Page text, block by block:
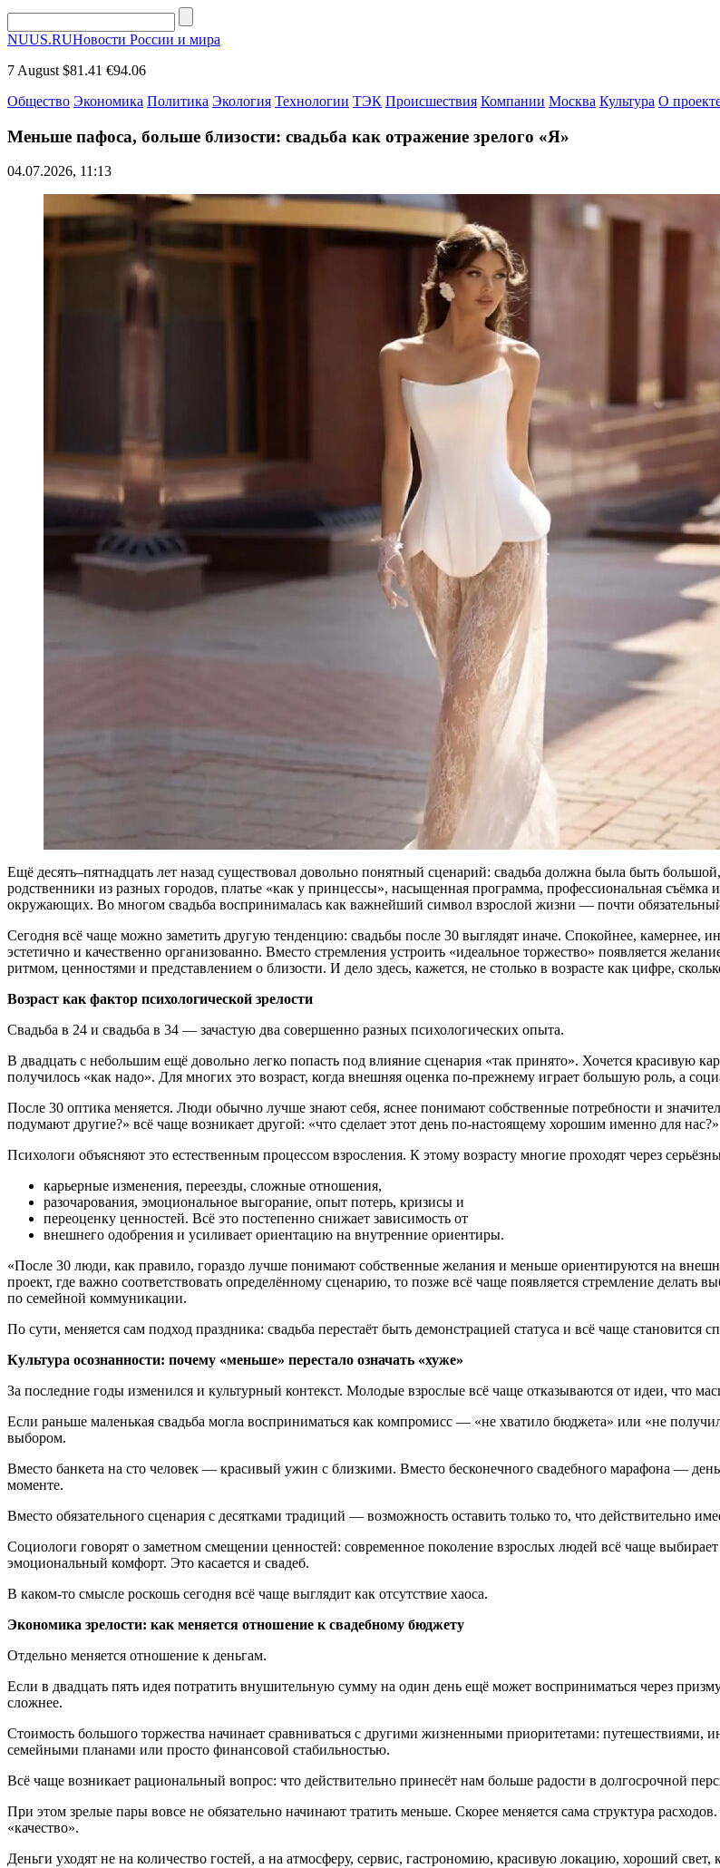
NUUS.RUНовости России и мира
7 August $81.41 €94.06
Общество Экономика Политика Экология Технологии ТЭК Происшествия Компании Москва Культура О
Меньше пафоса, больше близости: свадьба как отражение зрелого «Я»
04.07.2026, 11:13
Ещё десять–пятнадцать лет назад существовал довольно понятный сценарий: свадьба должна была быть
родственники из разных городов, платье «как у принцессы», насыщенная программа, профессиональная съёмка
окружающих. Во многом свадьба воспринималась как важнейший символ взрослой жизни — почти
Сегодня всё чаще можно заметить другую тенденцию: свадьбы после 30 выглядят иначе. Спокойнее, камернее,
эстетично и качественно организованно. Вместо стремления устроить «идеальное торжество» появляется
ритмом, ценностями и представлением о близости. И дело здесь, кажется, не столько в возрасте как цифре,
Возраст как фактор психологической зрелости
Свадьба в 24 и свадьба в 34 — зачастую два совершенно разных психологических опыта.
В двадцать с небольшим ещё довольно легко попасть под влияние сценария «так принято». Хочется красивую
получилось «как надо». Для многих это возраст, когда внешняя оценка по-прежнему играет большую роль, а
После 30 оптика меняется. Люди обычно лучше знают себя, яснее понимают собственные потребности и
подумают другие?» всё чаще возникает другой: «что сделает этот день по-настоящему хорошим именно для нас?»
Психологи объясняют это естественным процессом взросления. К этому возрасту многие проходят через
карьерные изменения, переезды, сложные отношения,
разочарования, эмоциональное выгорание, опыт потерь, кризисы и
переоценку ценностей. Всё это постепенно снижает зависимость от
внешнего одобрения и усиливает ориентацию на внутренние ориентиры.
«После 30 люди, как правило, гораздо лучше понимают собственные желания и меньше ориентируются на
проект, где важно соответствовать определённому сценарию, то позже всё чаще появляется стремление
по семейной коммуникации.
По сути, меняется сам подход праздника: свадьба перестаёт быть демонстрацией статуса и всё чаще становится
Культура осознанности: почему «меньше» перестало означать «хуже»
За последние годы изменился и культурный контекст. Молодые взрослые всё чаще отказываются от идеи, что
Если раньше маленькая свадьба могла восприниматься как компромисс — «не хватило бюджета» или «не
выбором.
Вместо банкета на сто человек — красивый ужин с близкими. Вместо бесконечного свадебного марафона —
моменте.
Вместо обязательного сценария с десятками традиций — возможность оставить только то, что действительно
Социологи говорят о заметном смещении ценностей: современное поколение взрослых людей всё чаще
эмоциональный комфорт. Это касается и свадеб.
В каком-то смысле роскошь сегодня всё чаще выглядит как отсутствие хаоса.
Экономика зрелости: как меняется отношение к свадебному бюджету
Отдельно меняется отношение к деньгам.
Если в двадцать пять идея потратить внушительную сумму на один день ещё может восприниматься через
сложнее.
Стоимость большого торжества начинает сравниваться с другими жизненными приоритетами:
семейными планами или просто финансовой стабильностью.
Всё чаще возникает рациональный вопрос: что действительно принесёт нам больше радости в долгосрочной
При этом зрелые пары вовсе не обязательно начинают тратить меньше. Скорее меняется сама структура
«качество».
Деньги уходят не на количество гостей, а на атмосферу, сервис, гастрономию, красивую локацию, хороший